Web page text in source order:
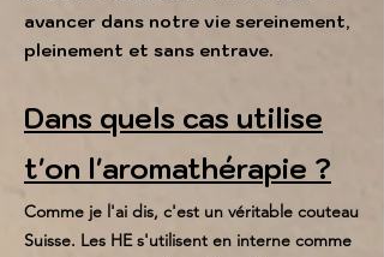
avancer dans notre vie sereinement,
pleinement et sans entrave.
Dans quels cas utilise
t'on l'aromathérapie ?
Comme je l'ai dis, c'est un véritable couteau
Suisse. Les HE s'utilisent en interne comme